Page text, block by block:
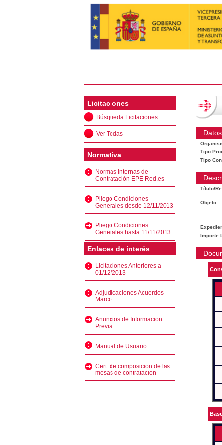
Licitaciones
Búsqueda Licitaciones
Ver Todas
Normativa
Normas Internas de
Contratación EPE Red.es
Pliego Condiciones
Generales desde 12/11/2013
Pliego Condiciones
Generales hasta 11/11/2013
Enlaces de interés
Licitaciones Anteriores a
01/12/2013
Adjudicaciones Acuerdos
Marco
Anuncios de Informacion
Previa
Manual de Usuario
Cert. de composicion de las
mesas de contratacion
Tipo
Tipo
Título/
Objeto
Importe